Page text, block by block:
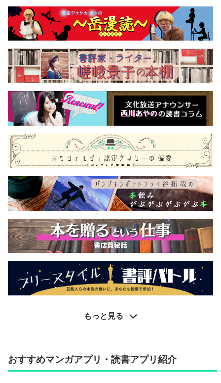
もっと見る
おすすめマンガアプリ・読書アプリ紹介